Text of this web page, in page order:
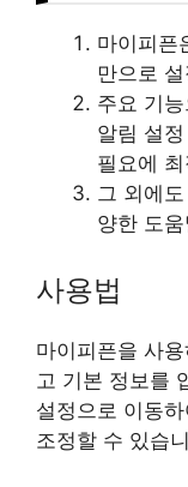
마이피픈
만으로
주요 기
알림 설
필요에
그 외에
양한 도
사용법
마이피픈을 사
고 기본 정보를
설정으로 이동
조정할 수 있습